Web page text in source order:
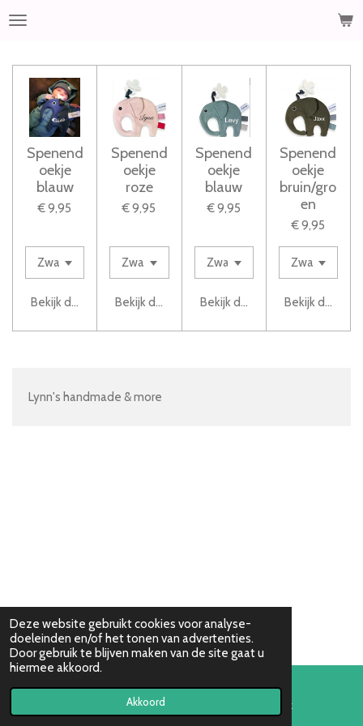
Deze website gebruikt cookies voor analyse-
doeleinden en/of het tonen van advertenties.
Door gebruik te blijven maken van de site gaat u
hiermee akkoord.
Akkoord
Ga
de
hoofdinhoud
Spenend
oekje
blauw
€ 9,95
Bekijk details
Spenend
oekje
roze
€ 9,95
Bekijk details
Spenend
oekje
blauw
€ 9,95
Bekijk details
Spenend
oekje
bruin/gro
en
€ 9,95
Bekijk details
Lynn's handmade & more
Facebook